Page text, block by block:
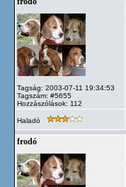
Tagság: 2003-07-11 19:34:53
Tagszám: #5655
Hozzászólások: 112
Haladó
frodó